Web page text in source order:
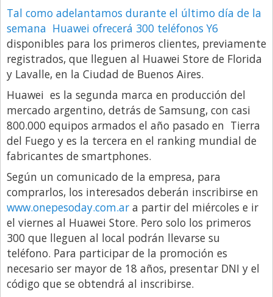
Millonarios
Minuto Lanzamiento
Negocios
Opinion
País
Política
Publicidad y Marketing
Real Estate y Propiedades
Responsabilidad Social
Salidas
Santa Fe
Show Business
Sociedad
Tecnología
Tal como adelantamos durante el último día de la
semana Huawei ofrecerá 300 teléfonos Y6
disponibles para los primeros clientes, previamente
registrados, que lleguen al Huawei Store de Florida
y Lavalle, en la Ciudad de Buenos Aires.
Huawei es la segunda marca en producción del
mercado argentino, detrás de Samsung, con casi
800.000 equipos armados el año pasado en Tierra
del Fuego y es la tercera en el ranking mundial de
fabricantes de smartphones.
Según un comunicado de la empresa, para
comprarlos, los interesados deberán inscribirse en
www.onepesoday.com.ar a partir del miércoles e ir
el viernes al Huawei Store. Pero solo los primeros
300 que lleguen al local podrán llevarse su
teléfono. Para participar de la promoción es
necesario ser mayor de 18 años, presentar DNI y el
código que se obtendrá al inscribirse.